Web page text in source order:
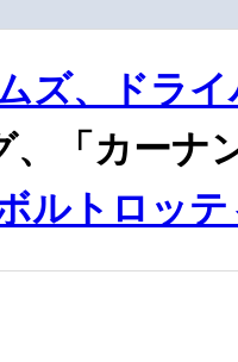
ズ、ドラ
、「カーナ
ルトロッ